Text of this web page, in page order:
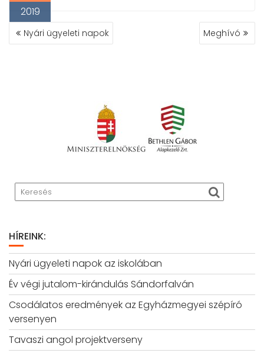
2019
BEJEGYZÉS
NAVIGÁCIÓ
Nyári ügyeleti napok Meghívó
HÍREINK:
Nyári ügyeleti napok az iskolában
Év végi jutalom-kirándulás Sándorfalván
Csodálatos eredmények az Egyházmegyei szépíró
versenyen
Tavaszi angol projektverseny